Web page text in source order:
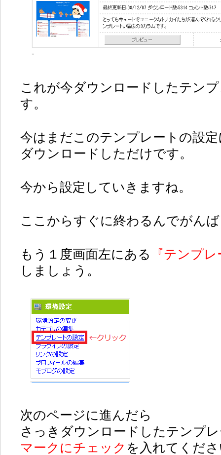
これが今ダウンロードしたテン
す。
今はまだこのテンプレートの設
ダウンロードしただけです。
今から設定していきますね。
ここからすぐに終わるんでがん
もう１度画面左にある
『テンプ
しましょう。
次のページに進んだら
さっきダウンロードしたテンプ
マークにチェック を入れてくだ